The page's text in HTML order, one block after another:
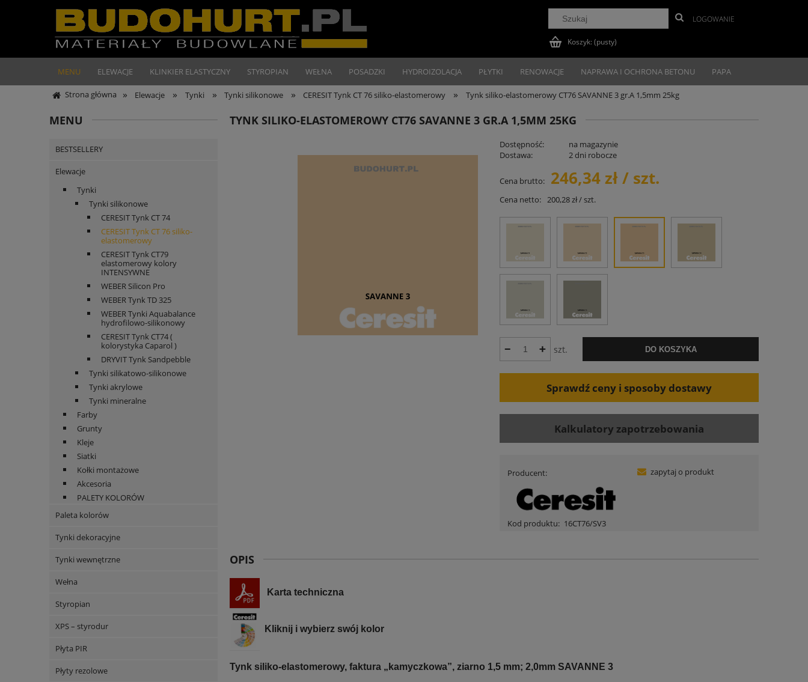
Koszyk: (pusty)
LOGOWANIE
MENU ELEWACJE KLINKIER ELASTYCZNY STYROPIAN WEŁNA POSADZKI HYDROIZOLACJA PŁYTKI RENOWACJE NAPRAWA I OCHRONA BETONU PAPA
Strona główna » Elewacje » Tynki » Tynki silikonowe » CERESIT Tynk CT 76 siliko-elastomerowy » Tynk siliko-elastomerowy CT76 SAVANNE 3 gr.A 1,5mm 25kg
MENU
BESTSELLERY
Elewacje
Tynki
Tynki silikonowe
CERESIT Tynk CT 74
CERESIT Tynk CT 76 siliko-
elastomerowy
CERESIT Tynk CT79
elastomerowy kolory
INTENSYWNE
WEBER Silicon Pro
WEBER Tynk TD 325
WEBER Tynki Aquabalance
hydrofilowo-silikonowy
CERESIT Tynk CT74 (
kolorystyka Caparol )
DRYVIT Tynk Sandpebble
Tynki silikatowo-silikonowe
Tynki akrylowe
Tynki mineralne
Farby
Grunty
Kleje
Siatki
Kołki montażowe
Akcesoria
PALETY KOLORÓW
Paleta kolorów
Tynki dekoracyjne
Tynki wewnętrzne
Wełna
Styropian
XPS – styrodur
Płyta PIR
Płyty rezolowe
TYNK SILIKO-ELASTOMEROWY CT76 SAVANNE 3 GR.A 1,5MM 25KG
Dostępność:
na magazynie
Dostawa:
2 dni robocze
Cena brutto: 246,34 zł / szt.
Cena netto: 200,28 zł / szt.
szt. DO KOSZYKA
Sprawdź ceny i sposoby dostawy
Kalkulatory zapotrzebowania
Producent:
Kod produktu: 16CT76/SV3
zapytaj o produkt
OPIS
Karta techniczna
Kliknij i wybierz swój kolor
Tynk siliko-elastomerowy, faktura „kamyczkowa”, ziarno 1,5 mm; 2,0mm SAVANNE 3